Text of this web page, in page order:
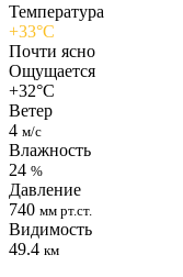
Температура
+33°C
Почти ясно
Ощущается
+32°C
Ветер
4 м/с
Влажность
24 %
Давление
740 мм рт.ст.
Видимость
49.4 км